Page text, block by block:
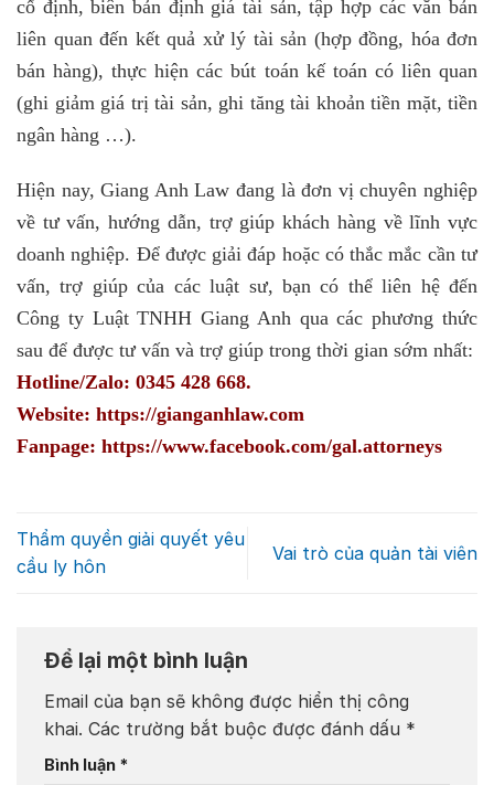
cố định, biên bản định giá tài sản, tập hợp các văn bản
liên quan đến kết quả xử lý tài sản (hợp đồng, hóa đơn
bán hàng), thực hiện các bút toán kế toán có liên quan
(ghi giảm giá trị tài sản, ghi tăng tài khoản tiền mặt, tiền
ngân hàng …).
Hiện nay, Giang Anh Law đang là đơn vị chuyên nghiệp
về tư vấn, hướng dẫn, trợ giúp khách hàng về lĩnh vực
doanh nghiệp. Để được giải đáp hoặc có thắc mắc cần tư
vấn, trợ giúp của các luật sư, bạn có thể liên hệ đến
Công ty Luật TNHH Giang Anh qua các phương thức
sau để được tư vấn và trợ giúp trong thời gian sớm nhất:
Hotline/Zalo: 0345 428 668.
Website: https://gianganhlaw.com
Fanpage: https://www.facebook.com/gal.attorneys
Thẩm quyền giải quyết yêu
cầu ly hôn
Vai trò của quản tài viên
Để lại một bình luận
Email của bạn sẽ không được hiển thị công
khai. Các trường bắt buộc được đánh dấu *
Bình luận *